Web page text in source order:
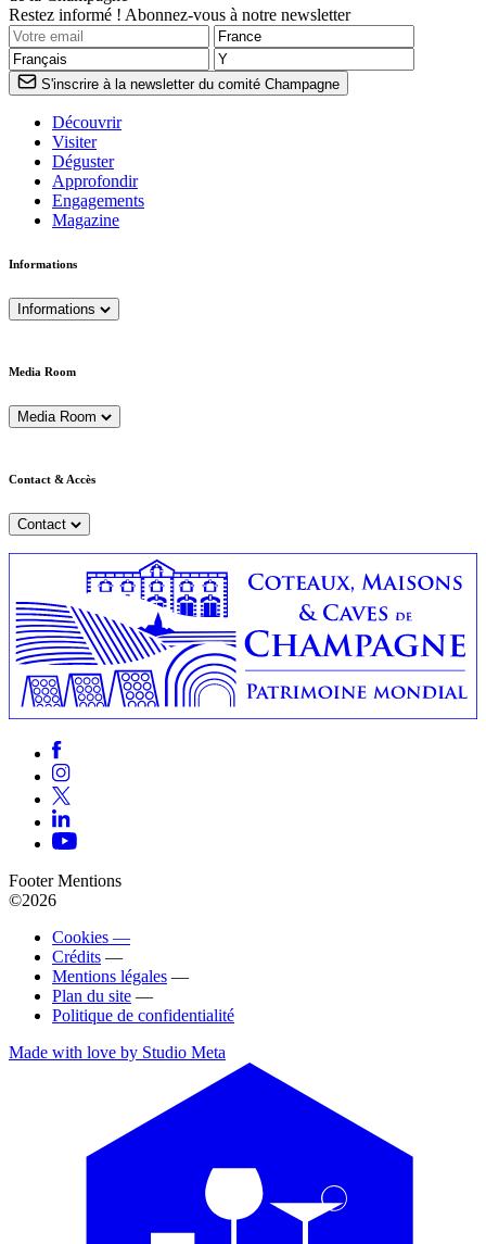
Restez informé ! Abonnez-vous à notre newsletter
S'inscrire à la newsletter du comité Champagne
Découvrir
Visiter
Déguster
Approfondir
Engagements
Magazine
Informations
Informations
Media Room
Media Room
Contact & Accès
Contact
Footer Mentions
©2026
Cookies —
Crédits —
Mentions légales —
Plan du site —
Politique de confidentialité
Made with love by Studio Meta